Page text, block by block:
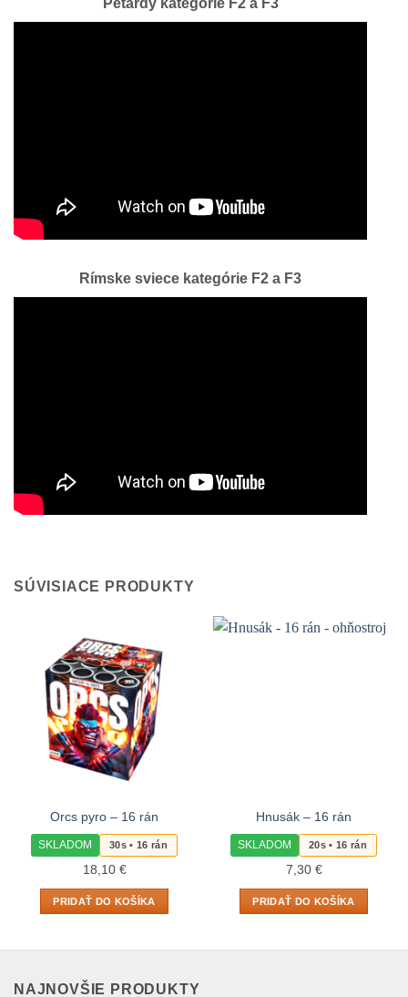
Rímske sviece kategórie F2 a F3
SÚVISIACE PRODUKTY
Orcs pyro – 16 rán
SKLADOM 30s • 16 rán
18,10 €
PRIDAŤ DO KOŠÍKA
Hnusák – 16 rán
SKLADOM 20s • 16 rán
7,30 €
PRIDAŤ DO KOŠÍKA
NAJNOVŠIE PRODUKTY